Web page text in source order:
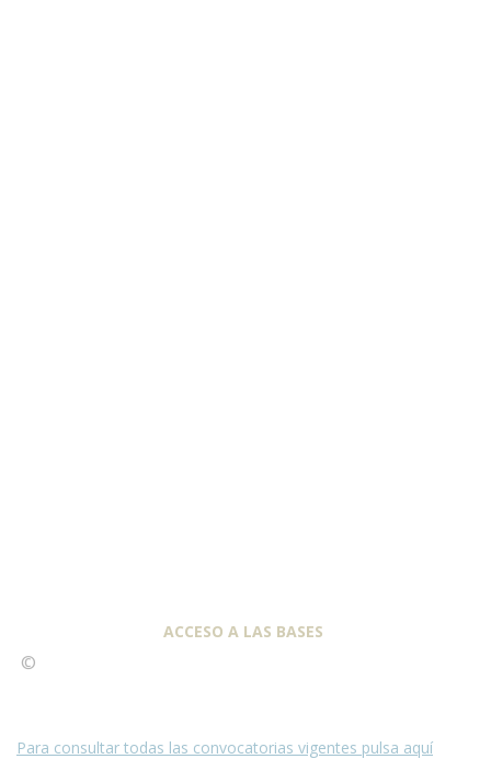
ACCESO A LAS BASES
©
Para consultar todas las convocatorias vigentes pulsa aquí